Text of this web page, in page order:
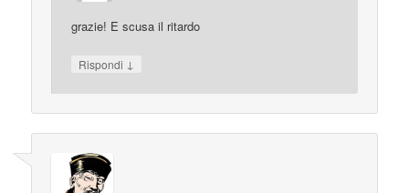
grazie! E scusa il ritardo
Rispondi ↓